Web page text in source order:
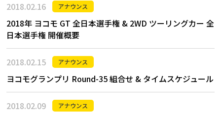
2018.02.16 アナウンス
2018年 ヨコモ GT 全日本選手権 & 2WD ツーリングカー 全
日本選手権 開催概要
2018.02.15 アナウンス
ヨコモグランプリ Round-35 組合せ & タイムスケジュール
2018.02.09 アナウンス